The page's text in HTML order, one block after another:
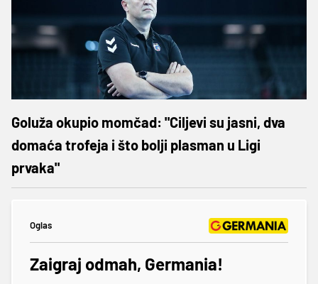
Goluža okupio momčad: "Ciljevi su jasni, dva
domaća trofeja i što bolji plasman u Ligi
prvaka"
Oglas
Zaigraj odmah, Germania!